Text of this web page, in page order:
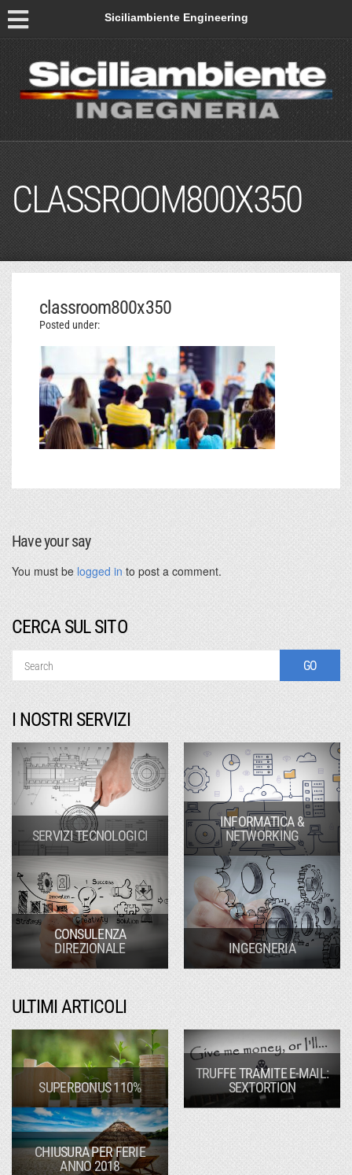
Siciliambiente Engineering
CLASSROOM800X350
classroom800x350
Posted under:
Have your say
You must be logged in to post a comment.
CERCA SUL SITO
I NOSTRI SERVIZI
SERVIZI TECNOLOGICI
INFORMATICA &
NETWORKING
CONSULENZA
DIREZIONALE
INGEGNERIA
ULTIMI ARTICOLI
SUPERBONUS 110%
TRUFFE TRAMITE E-MAIL:
SEXTORTION
CHIUSURA PER FERIE
ANNO 2018